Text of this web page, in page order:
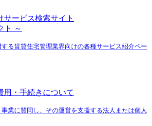
サービス検索サイト
ト ～
る賃貸住宅管理業界向けの各種サービス紹介ペー
用・手続きについて
業に賛同し、その運営を支援する法人または個人